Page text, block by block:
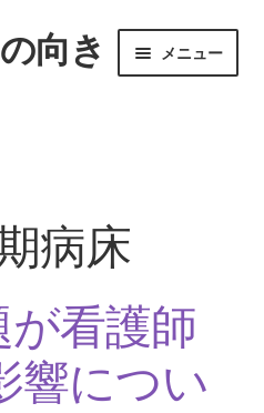
向き
メニュー
るべきこと
への対処法とは
2025年への対策
病床
が看護師
響につい